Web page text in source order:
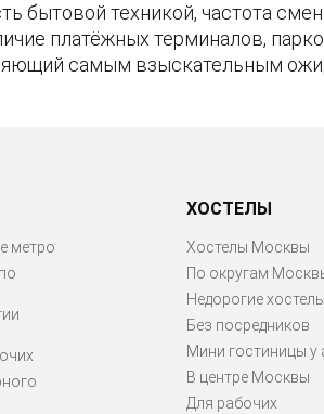
бытовой техникой, частота
платёжных терминалов,
самым взыскательным
метро
ХОСТЕЛЫ
Хостелы Москвы
По округам
Недорогие хостелы
Без посредников
Мини гостиницы у
В центре Москвы
Для рабочих